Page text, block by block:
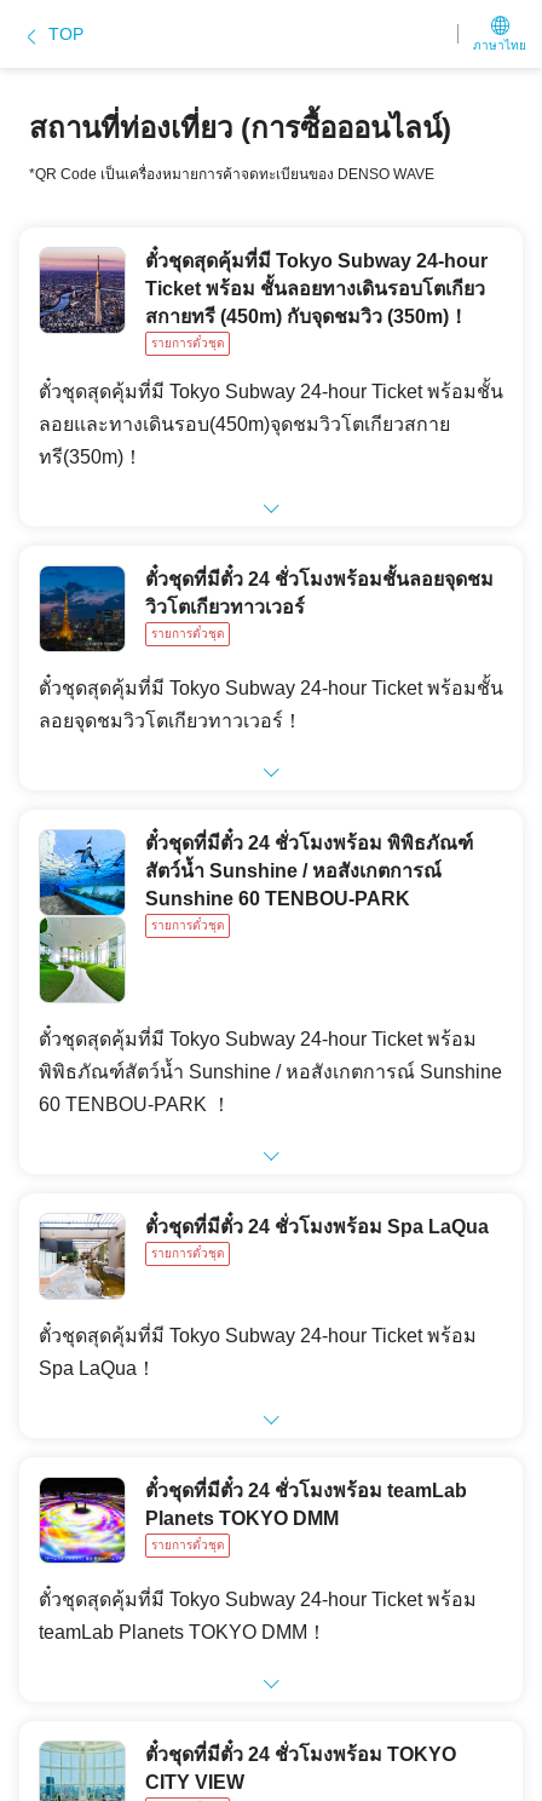
TOP
ภาษาไทย
สถานที่ท่องเที่ยว (การซื้อออนไลน์)
*QR Code เป็นเครื่องหมายการค้าจดทะเบียนของ DENSO WAVE
ตั๋วชุดสุดคุ้มที่มี Tokyo Subway 24-hour
Ticket พร้อม ชั้นลอยทางเดินรอบโตเกียว
สกายทรี (450m) กับจุดชมวิว (350m)！
รายการตั๋วชุด
ตั๋วชุดสุดคุ้มที่มี Tokyo Subway 24-hour Ticket พร้อมชั้น
ลอยและทางเดินรอบ(450m)จุดชมวิวโตเกียวสกาย
ทรี(350m)！
ตั๋วชุดที่มีตั๋ว 24 ชั่วโมงพร้อมชั้นลอยจุดชม
วิวโตเกียวทาวเวอร์
รายการตั๋วชุด
ตั๋วชุดสุดคุ้มที่มี Tokyo Subway 24-hour Ticket พร้อมชั้น
ลอยจุดชมวิวโตเกียวทาวเวอร์！
ตั๋วชุดที่มีตั๋ว 24 ชั่วโมงพร้อม พิพิธภัณฑ์
สัตว์น้ำ Sunshine / หอสังเกตการณ์
Sunshine 60 TENBOU-PARK
รายการตั๋วชุด
ตั๋วชุดสุดคุ้มที่มี Tokyo Subway 24-hour Ticket พร้อม
พิพิธภัณฑ์สัตว์น้ำ Sunshine / หอสังเกตการณ์ Sunshine
60 TENBOU-PARK ！
ตั๋วชุดที่มีตั๋ว 24 ชั่วโมงพร้อม Spa LaQua
รายการตั๋วชุด
ตั๋วชุดสุดคุ้มที่มี Tokyo Subway 24-hour Ticket พร้อม
Spa LaQua！
ตั๋วชุดที่มีตั๋ว 24 ชั่วโมงพร้อม teamLab
Planets TOKYO DMM
รายการตั๋วชุด
ตั๋วชุดสุดคุ้มที่มี Tokyo Subway 24-hour Ticket พร้อม
teamLab Planets TOKYO DMM！
ตั๋วชุดที่มีตั๋ว 24 ชั่วโมงพร้อม TOKYO
CITY VIEW